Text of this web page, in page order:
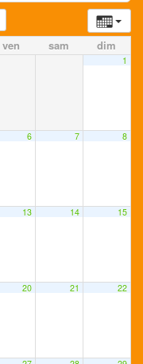
ven sam dim
1
6 7 8
13 14 15
20 21 22